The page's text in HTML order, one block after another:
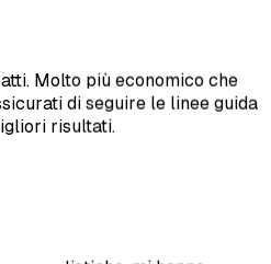
sono solidi. Le foto
bene con le mie foto reali.